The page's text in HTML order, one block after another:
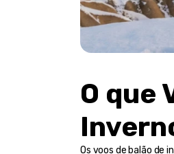
O que
Os voos de balão de